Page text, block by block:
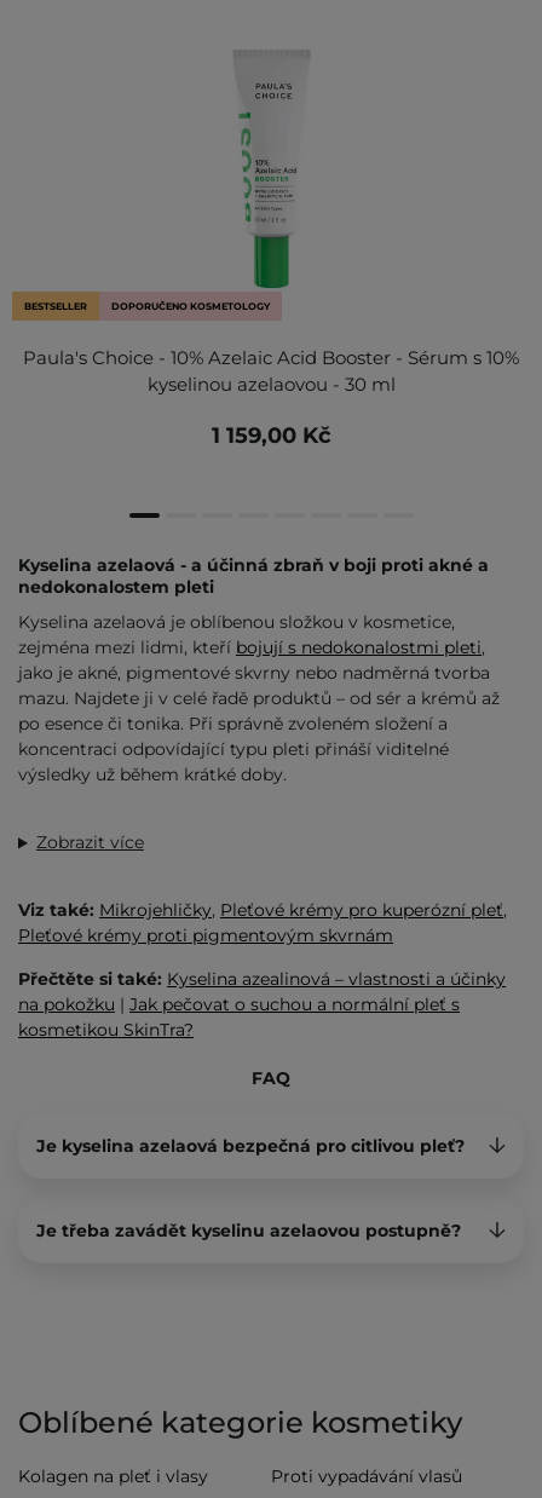
BESTSELLER DOPORUČENO KOSMETOLOGY
Paula's Choice - 10% Azelaic Acid Booster - Sérum s 10%
kyselinou azelaovou - 30 ml
1 159,00 Kč
Kyselina azelaová - a účinná zbraň v boji proti akné a
nedokonalostem pleti
Kyselina azelaová je oblíbenou složkou v kosmetice,
zejména mezi lidmi, kteří bojují s nedokonalostmi pleti,
jako je akné, pigmentové skvrny nebo nadměrná tvorba
mazu. Najdete ji v celé řadě produktů – od sér a krémů až
po esence či tonika. Při správně zvoleném složení a
koncentraci odpovídající typu pleti přináší viditelné
výsledky už během krátké doby.
Zobrazit více
Viz také: Mikrojehličky, Pleťové krémy pro kuperózní pleť,
Pleťové krémy proti pigmentovým skvrnám
Přečtěte si také: Kyselina azealinová – vlastnosti a účinky
na pokožku | Jak pečovat o suchou a normální pleť s
kosmetikou SkinTra?
FAQ
Je kyselina azelaová bezpečná pro citlivou pleť?
Je třeba zavádět kyselinu azelaovou postupně?
Oblíbené kategorie kosmetiky
Kolagen na pleť i vlasy Proti vypadávání vlasů